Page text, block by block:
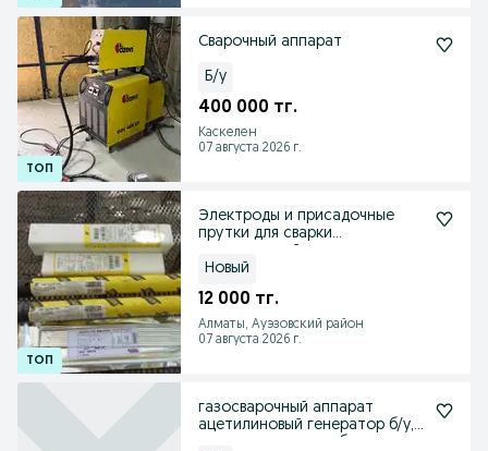
Сварочный аппарат
Б/у
400 000 тг.
Каскелен
07 августа 2026 г.
Электроды и присадочные
прутки для сварки
Новый
12 000 тг.
Алматы, Ауэзовский район
07 августа 2026 г.
газосварочный аппарат
ацетилиновый генератор б/у,